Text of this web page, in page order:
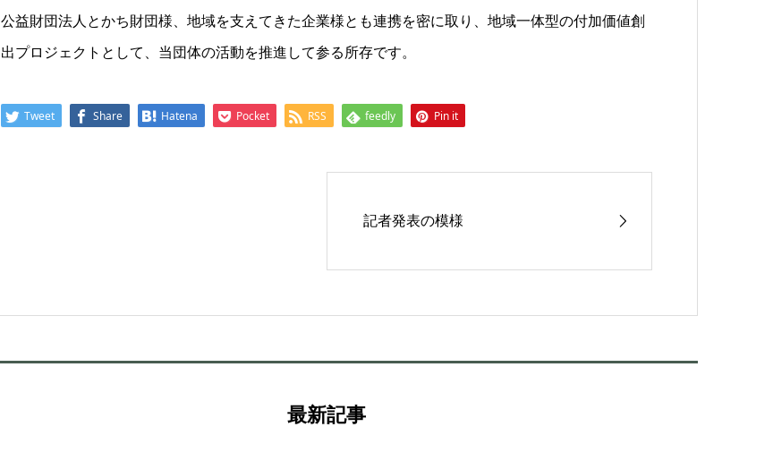
公益財団法人とかち財団様、地域を支えてきた企業様とも連携を密に取り、地域一体型の付加価値創
出プロジェクトとして、当団体の活動を推進して参る所存です。
Tweet Share Hatena Pocket RSS feedly Pin it
記者発表の模様
最新記事